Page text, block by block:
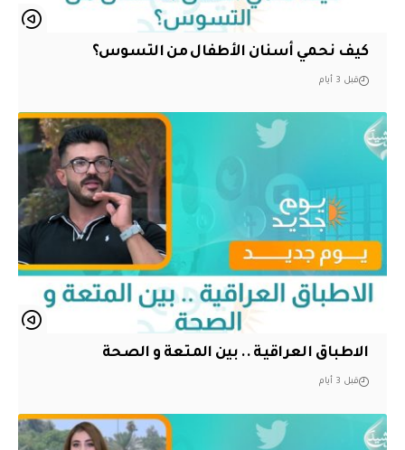
كيف نحمي أسنان الأطفال من التسوس؟
قبل 3 أيام
الاطباق العراقية .. بين المتعة و الصحة
قبل 3 أيام